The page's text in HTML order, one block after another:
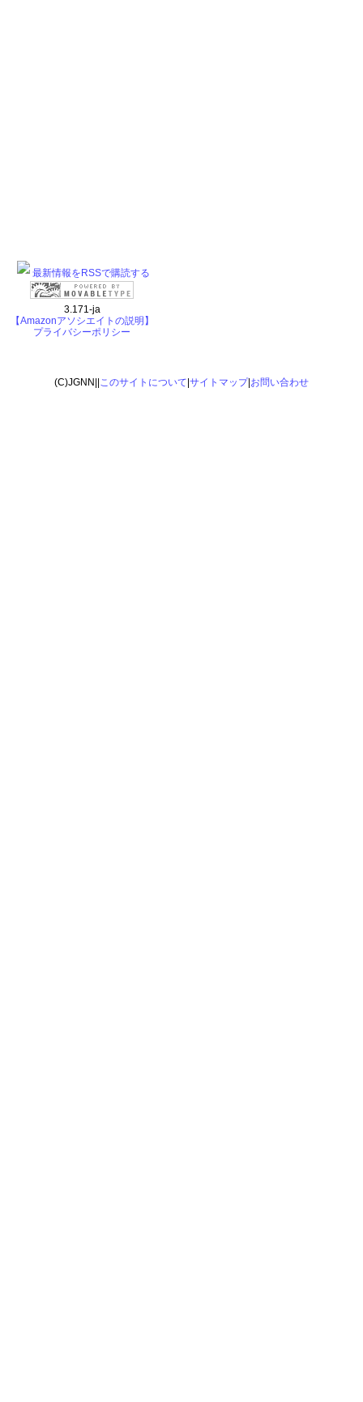
最新情報をRSSで購読する
3.171-ja
【Amazonアソシエイトの説明】
プライバシーポリシー
(C)JGNN|| このサイトについて サイトマップ| お問い合わせ